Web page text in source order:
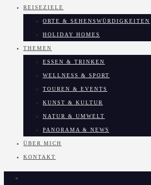
REISEZIELE
ORTE & SEHENSWÜRDIGKEITEN
HOLIDAY HOMES
THEMEN
ESSEN & TRINKEN
WELLNESS & SPORT
TOUREN & EVENTS
KUNST & KULTUR
NATUR & UMWELT
PANORAMA & NEWS
ÜBER MICH
KONTAKT